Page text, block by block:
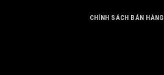
CHÍNH SÁCH BÁN HÀNG